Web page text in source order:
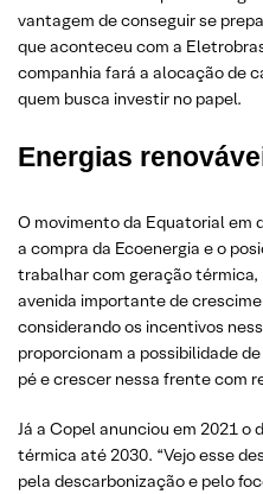
vantagem de conseguir se
que aconteceu com a
companhia fará a alocação de
quem busca investir no papel.
Energias
O movimento da Equatorial em
a compra da Ecoenergia e o
trabalhar com geração térmica,
avenida importante de
considerando os incentivos
proporcionam a possibilidade
pé e crescer nessa frente com
Já a Copel anunciou em 2021 o
térmica até 2030. “Vejo esse
pela descarbonização e pelo